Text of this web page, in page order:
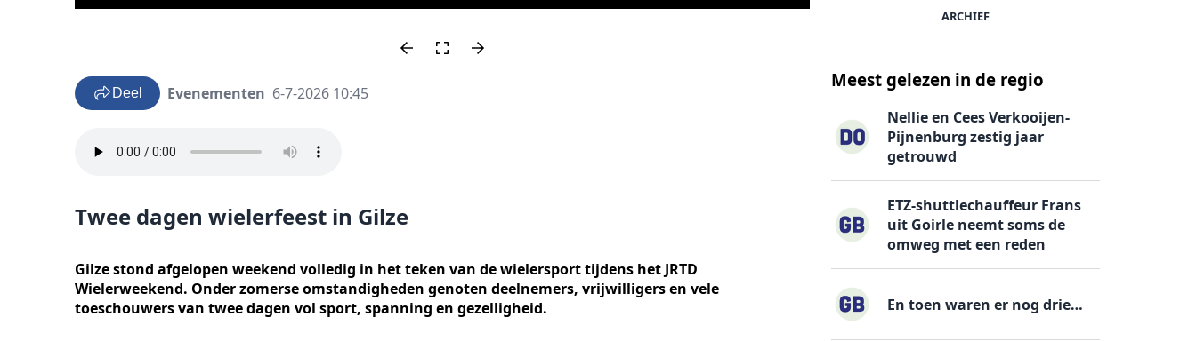
Deel Evenementen 6-7-2026 10:45
Twee dagen wielerfeest in Gilze
Gilze stond afgelopen weekend volledig in het teken van de wielersport tijdens het JRTD
Wielerweekend. Onder zomerse omstandigheden genoten deelnemers, vrijwilligers en vele
toeschouwers van twee dagen vol sport, spanning en gezelligheid.
ARCHIEF
Meest gelezen in de regio
Nellie en Cees Verkooijen-
Pijnenburg zestig jaar
getrouwd
ETZ-shuttlechauffeur Frans
uit Goirle neemt soms de
omweg met een reden
En toen waren er nog drie…